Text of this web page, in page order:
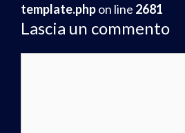
template.phpon line 2681
Lascia un commento